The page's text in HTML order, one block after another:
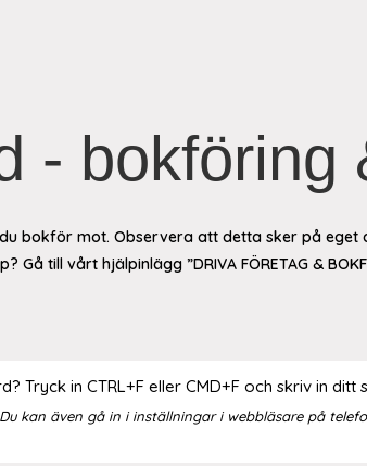
- bokföring
bokför mot. Observera att detta sker på
Gå till vårt hjälpinlägg ”DRIVA FÖRETAG &
Tryck in CTRL+F eller CMD+F och skriv in
Du kan även gå in i inställningar i webbläsare på